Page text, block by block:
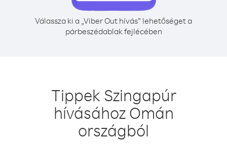
Válassza ki a „Viber Out hívás” lehetőséget a
párbeszédablak fejlécében
Tippek Szingapúr
hívásához Omán
országból